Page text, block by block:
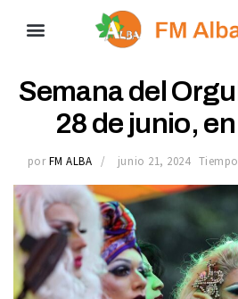
Semana del
28 de junio,
por FM ALBA junio 21, 2024